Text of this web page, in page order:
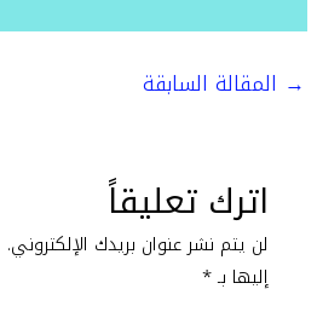
→ المقالة السابقة
اترك تعليقاً
لن يتم نشر عنوان بريدك الإلكتروني.
إليها بـ*